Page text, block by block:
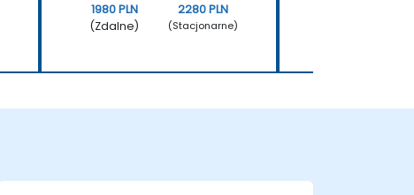
1980 PLN
(Zdalne)
2280 PLN
(Stacjonarne)